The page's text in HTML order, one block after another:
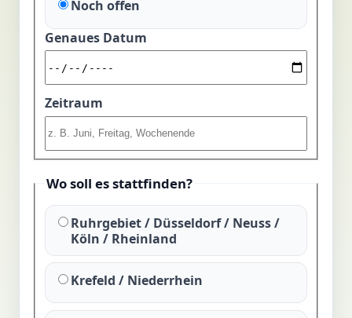
Noch offen
Genaues Datum
Zeitraum
Wo soll es stattfinden?
Ruhrgebiet / Düsseldorf / Neuss /
Köln / Rheinland
Krefeld / Niederrhein